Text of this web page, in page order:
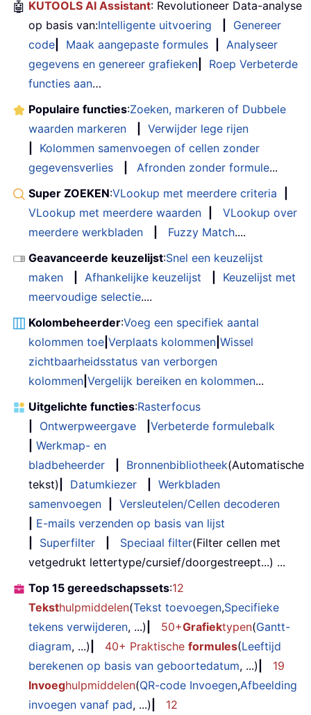
🤖 KUTOOLS AI Assistant: Revolutioneer Data-analyse
op basis van:Intelligente uitvoering
Genereer
code
Maak aangepaste formules
Analyseer
gegevens en genereer grafieken
Roep Verbeterde
functies aan…
Populaire functies:Zoeken, markeren of Dubbele
waarden markeren
Verwijder lege rijen
Kolommen samenvoegen of cellen zonder
gegevensverlies
Afronden zonder formule...
Super ZOEKEN:VLookup met meerdere criteria
VLookup met meerdere waarden
VLookup over
meerdere werkbladen
Fuzzy Match....
Geavanceerde keuzelijst:Snel een keuzelijst
maken
Afhankelijke keuzelijst
Keuzelijst met
meervoudige selectie....
Kolombeheerder:Voeg een specifiek aantal
kolommen toe Verplaats kolommen Wissel
zichtbaarheidsstatus van verborgen
kolommen Vergelijk bereiken en kolommen...
Uitgelichte functies:Rasterfocus
Ontwerpweergave
Verbeterde formulebalk
Werkmap- en
bladbeheerder
Bronnenbibliotheek(Automatische
tekst)
Datumkiezer
Werkbladen
samenvoegen
Versleutelen/Cellen decoderen
E-mails verzenden op basis van lijst
Superfilter Speciaal filter(Filter cellen met
vetgedrukt lettertype/cursief/doorgestreept...) ...
Top 15 gereedschapssets:12
Teksthulpmiddelen(Tekst toevoegen,Specifieke
tekens verwijderen, ...) 50+Grafiektypen(Gantt-
diagram, ...) 40+ Praktische formules(Leeftijd
berekenen op basis van geboortedatum, ...)
19
Invoeghulpmiddelen(QR-code Invoegen,Afbeelding
invoegen vanaf pad, ...)
12